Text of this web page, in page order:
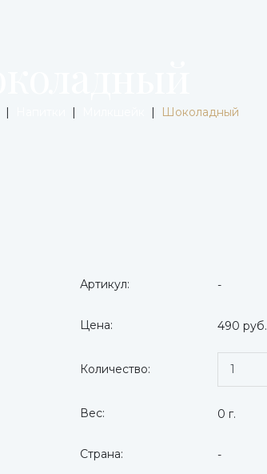
| | | Шоколадный
Артикул: -
Цена: 490 руб.
Количество:
Вес: 0 г.
Страна: -